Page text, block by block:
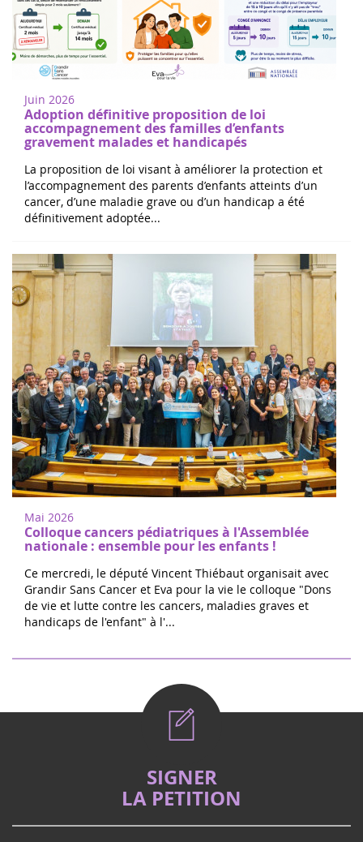
Juin 2026
Adoption définitive proposition de loi
accompagnement des familles d’enfants
gravement malades et handicapés
La proposition de loi visant à améliorer la protection et
l’accompagnement des parents d’enfants atteints d’un
cancer, d’une maladie grave ou d’un handicap a été
définitivement adoptée...
Mai 2026
Colloque cancers pédiatriques à l'Assemblée
nationale : ensemble pour les enfants !
Ce mercredi, le député Vincent Thiébaut organisait avec
Grandir Sans Cancer et Eva pour la vie le colloque "Dons
de vie et lutte contre les cancers, maladies graves et
handicaps de l'enfant" à l'...
SIGNER
LA PETITION